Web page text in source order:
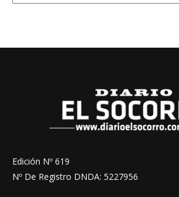
Edición Nº 619
Nº De Registro DNDA: 5227956